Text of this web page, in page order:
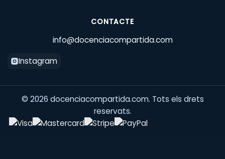
CONTACTE
info@docenciacompartida.com
Instagram
© 2026 docenciacompartida.com. Tots els drets
reservats.